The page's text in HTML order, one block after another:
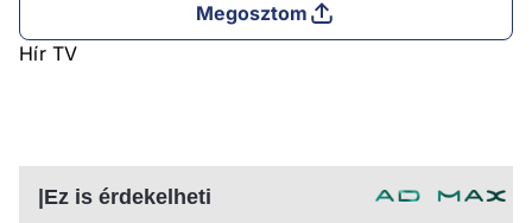
Megosztom
Hír TV